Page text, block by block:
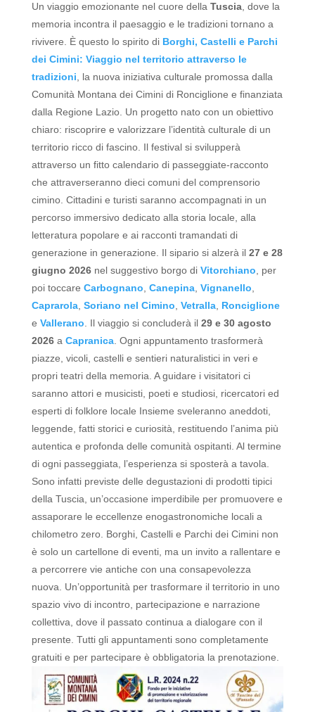
Un viaggio emozionante nel cuore della Tuscia, dove la
memoria incontra il paesaggio e le tradizioni tornano a
rivivere. È questo lo spirito di Borghi, Castelli e Parchi
dei Cimini: Viaggio nel territorio attraverso le
tradizioni, la nuova iniziativa culturale promossa dalla
Comunità Montana dei Cimini di Ronciglione e finanziata
dalla Regione Lazio. Un progetto nato con un obiettivo
chiaro: riscoprire e valorizzare l’identità culturale di un
territorio ricco di fascino. Il festival si svilupperà
attraverso un fitto calendario di passeggiate-racconto
che attraverseranno dieci comuni del comprensorio
cimino. Cittadini e turisti saranno accompagnati in un
percorso immersivo dedicato alla storia locale, alla
letteratura popolare e ai racconti tramandati di
generazione in generazione. Il sipario si alzerà il 27 e 28
giugno 2026nel suggestivo borgo di Vitorchiano, per
poi toccare Carbognano, Canepina, Vignanello,
Caprarola, Soriano nel Cimino, Vetralla, Ronciglione
e Vallerano. Il viaggio si concluderà il 29 e 30 agosto
2026a Capranica. Ogni appuntamento trasformerà
piazze, vicoli, castelli e sentieri naturalistici in veri e
propri teatri della memoria. A guidare i visitatori ci
saranno attori e musicisti, poeti e studiosi, ricercatori ed
esperti di folklore locale Insieme sveleranno aneddoti,
leggende, fatti storici e curiosità, restituendo l’anima più
autentica e profonda delle comunità ospitanti. Al termine
di ogni passeggiata, l’esperienza si sposterà a tavola.
Sono infatti previste delle degustazioni di prodotti tipici
della Tuscia, un’occasione imperdibile per promuovere e
assaporare le eccellenze enogastronomiche locali a
chilometro zero. Borghi, Castelli e Parchi dei Cimini non
è solo un cartellone di eventi, ma un invito a rallentare e
a percorrere vie antiche con una consapevolezza
nuova. Un’opportunità per trasformare il territorio in uno
spazio vivo di incontro, partecipazione e narrazione
collettiva, dove il passato continua a dialogare con il
presente. Tutti gli appuntamenti sono completamente
gratuiti e per partecipare è obbligatoria la prenotazione.